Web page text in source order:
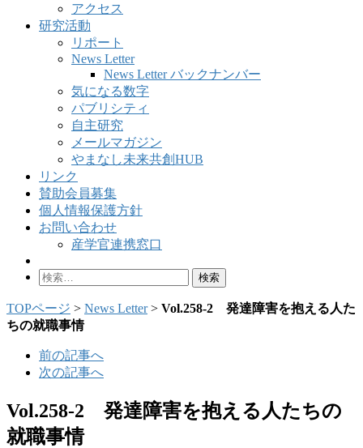
アクセス
研究活動
リポート
News Letter
News Letter バックナンバー
気になる数字
パブリシティ
自主研究
メールマガジン
やまなし未来共創HUB
リンク
賛助会員募集
個人情報保護方針
お問い合わせ
産学官連携窓口
検
TOPページ > News Letter> Vol.258-2 発達障害を抱える人た
ちの就職事情
前の記事へ
次の記事へ
Vol.258-2 発達障害を抱える人たちの
就職事情